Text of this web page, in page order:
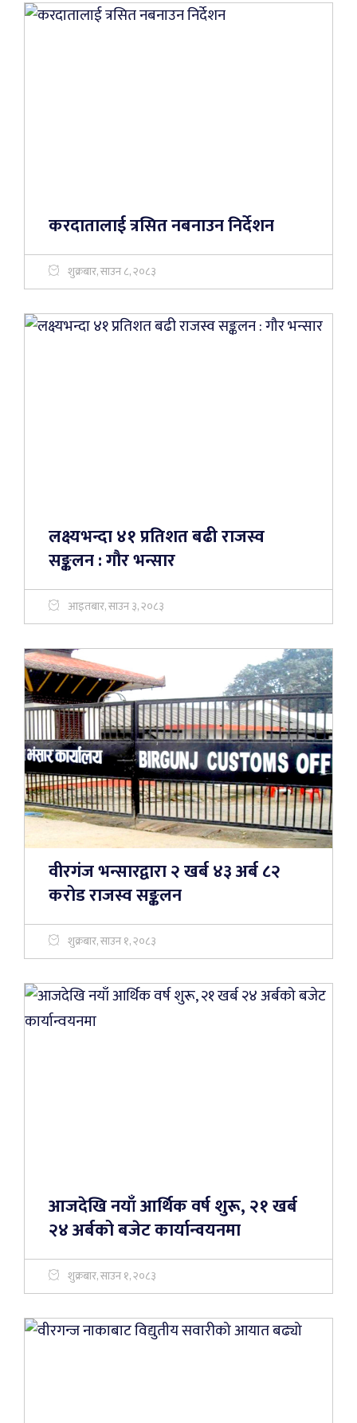
करदातालाई त्रसित नबनाउन निर्देशन
शुक्रबार, साउन ८, २०८३
लक्ष्यभन्दा ४१ प्रतिशत बढी राजस्व
सङ्कलन : गौर भन्सार
आइतबार, साउन ३, २०८३
वीरगंज भन्सारद्वारा २ खर्ब ४३ अर्ब ८२
करोड राजस्व सङ्कलन
शुक्रबार, साउन १, २०८३
आजदेखि नयाँ आर्थिक वर्ष शुरू, २१ खर्ब
२४ अर्बको बजेट कार्यान्वयनमा
शुक्रबार, साउन १, २०८३